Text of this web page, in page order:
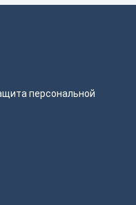
персональной